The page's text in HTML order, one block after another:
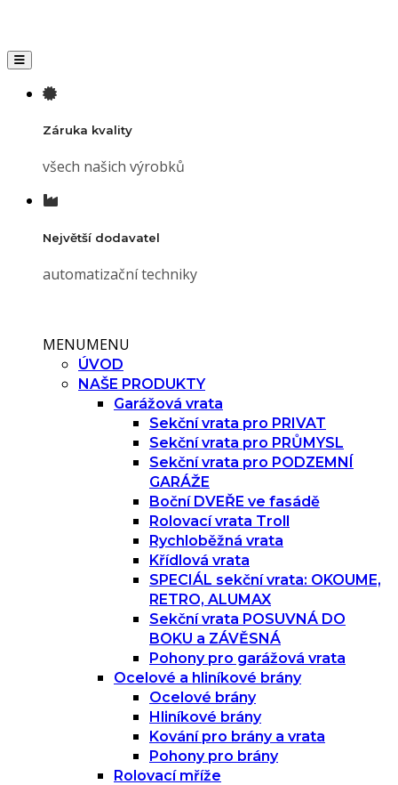
Toggle navigation
Záruka kvality
všech našich výrobků
Největší dodavatel
automatizační techniky
MENUMENU
ÚVOD
NAŠE PRODUKTY
Garážová vrata
Sekční vrata pro PRIVAT
Sekční vrata pro PRŮMYSL
Sekční vrata pro PODZEMNÍ
GARÁŽE
Boční DVEŘE ve fasádě
Rolovací vrata Troll
Rychloběžná vrata
Křídlová vrata
SPECIÁL sekční vrata: OKOUME,
RETRO, ALUMAX
Sekční vrata POSUVNÁ DO
BOKU a ZÁVĚSNÁ
Pohony pro garážová vrata
Ocelové a hliníkové brány
Ocelové brány
Hliníkové brány
Kování pro brány a vrata
Pohony pro brány
Rolovací mříže